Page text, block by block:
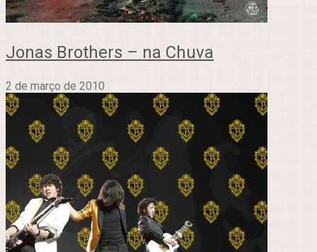
Jonas Brothers – na Chuva
2 de março de 2010